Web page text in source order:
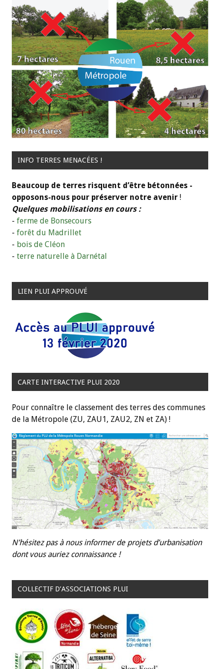
INFO TERRES MENACÉES !
Beaucoup de terres risquent d’être bétonnées -
opposons-nous pour préserver notre avenir !
Quelques mobilisations en cours :
- ferme de Bonsecours
- forêt du Madrillet
- bois de Cléon
- terre naturelle à Darnétal
LIEN PLUI APPROUVÉ
CARTE INTERACTIVE PLUI 2020
Pour connaître le classement des terres des communes
de la Métropole (ZU, ZAU1, ZAU2, ZN et ZA) !
N’hésitez pas à nous informer de projets d’urbanisation
dont vous auriez connaissance !
COLLECTIF D’ASSOCIATIONS PLUI